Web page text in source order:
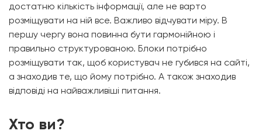
достатню кількість інформації, але не варто
розміщувати на ній все. Важливо відчувати міру. В
першу чергу вона повинна бути гармонійною і
правильно структурованою. Блоки потрібно
розміщувати так, щоб користувач не губився на сайті,
а знаходив те, що йому потрібно. А також знаходив
відповіді на найважливіші питання.
Хто ви?